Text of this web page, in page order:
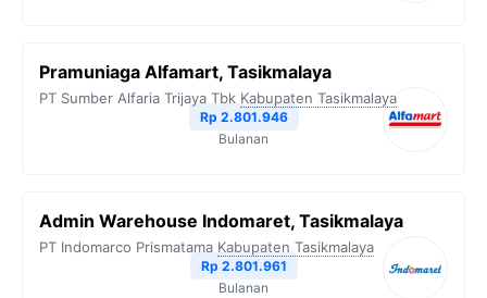
Pramuniaga Alfamart, Tasikmalaya
PT Sumber Alfaria Trijaya Tbk Kabupaten Tasikmalaya
Rp 2.801.946
Bulanan
Admin Warehouse Indomaret, Tasikmalaya
PT Indomarco Prismatama Kabupaten Tasikmalaya
Rp 2.801.961
Bulanan